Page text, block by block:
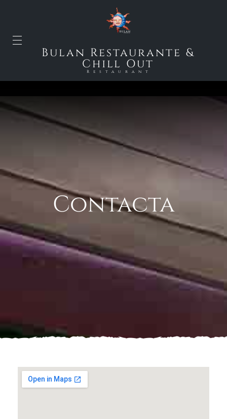
Bulan Restaurante &
Chill Out
Restaurant
Contacta